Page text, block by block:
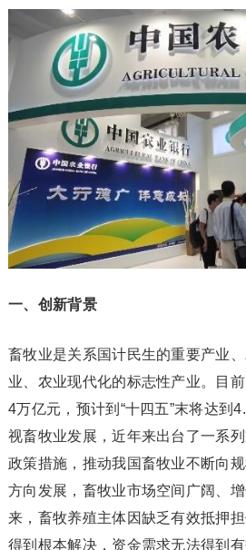
一、创新背景
畜牧业是关系国计民生的重要产业
业、农业现代化的标志性产业。目
4万亿元，预计到“十四五”末将达到
视畜牧业发展，近年来出台了一系
政策措施，推动我国畜牧业不断向
方向发展，畜牧业市场空间广阔、
来，畜牧养殖主体因缺乏有效抵押
得到根本解决，资金需求无法得到有